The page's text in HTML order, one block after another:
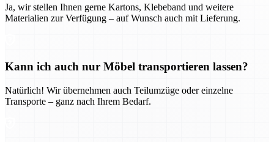
Ja, wir stellen Ihnen gerne Kartons, Klebeband und weitere
Materialien zur Verfügung – auf Wunsch auch mit Lieferung.
Kann ich auch nur Möbel transportieren lassen?
Natürlich! Wir übernehmen auch Teilumzüge oder einzelne
Transporte – ganz nach Ihrem Bedarf.